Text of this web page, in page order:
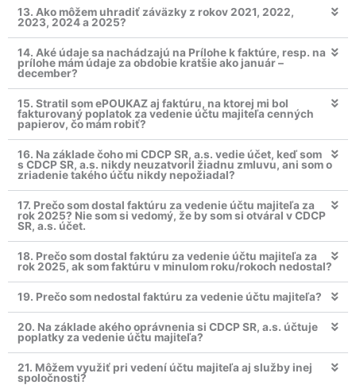
13. Ako môžem uhradiť záväzky z rokov 2021, 2022,
2023, 2024 a 2025?
14. Aké údaje sa nachádzajú na Prílohe k faktúre, resp. na
prílohe mám údaje za obdobie kratšie ako január –
december?
15. Stratil som ePOUKAZ aj faktúru, na ktorej mi bol
fakturovaný poplatok za vedenie účtu majiteľa cenných
papierov, čo mám robiť?
16. Na základe čoho mi CDCP SR, a.s. vedie účet, keď som
s CDCP SR, a.s. nikdy neuzatvoril žiadnu zmluvu, ani som o
zriadenie takého účtu nikdy nepožiadal?
17. Prečo som dostal faktúru za vedenie účtu majiteľa za
rok 2025? Nie som si vedomý, že by som si otváral v CDCP
SR, a.s. účet.
18. Prečo som dostal faktúru za vedenie účtu majiteľa za
rok 2025, ak som faktúru v minulom roku/rokoch nedostal?
19. Prečo som nedostal faktúru za vedenie účtu majiteľa?
20. Na základe akého oprávnenia si CDCP SR, a.s. účtuje
poplatky za vedenie účtu majiteľa?
21. Môžem využiť pri vedení účtu majiteľa aj služby inej
spoločnosti?